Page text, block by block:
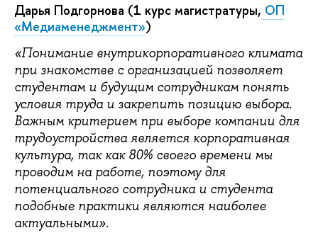
Дарья Подгорнова (1 курс магистратуры, ОП
«Медиаменеджмент»)
«Понимание внутрикорпоративного климата
при знакомстве с организацией позволяет
студентам и будущим сотрудникам понять
условия труда и закрепить позицию выбора.
Важным критерием при выборе компании для
трудоустройства является корпоративная
культура, так как 80% своего времени мы
проводим на работе, поэтому для
потенциального сотрудника и студента
подобные практики являются наиболее
актуальными».